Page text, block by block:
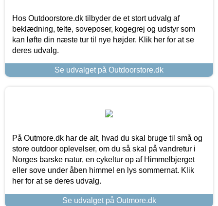
Hos Outdoorstore.dk tilbyder de et stort udvalg af
beklædning, telte, soveposer, kogegrej og udstyr som
kan løfte din næste tur til nye højder. Klik her for at se
deres udvalg.
Se udvalget på Outdoorstore.dk
På Outmore.dk har de alt, hvad du skal bruge til små og
store outdoor oplevelser, om du så skal på vandretur i
Norges barske natur, en cykeltur op af Himmelbjerget
eller sove under åben himmel en lys sommernat. Klik
her for at se deres udvalg.
Se udvalget på Outmore.dk